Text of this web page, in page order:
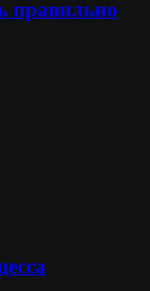
правильно